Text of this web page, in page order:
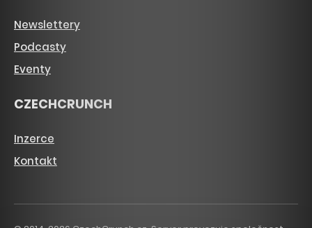
Newslettery
Podcasty
Eventy
CZECHCRUNCH
Inzerce
Kontakt